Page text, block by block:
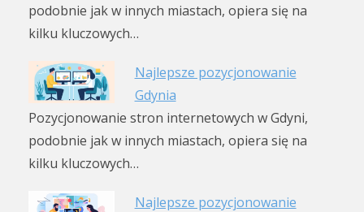
podobnie jak w innych miastach, opiera się na
kilku kluczowych…
Najlepsze pozycjonowanie
Gdynia
Pozycjonowanie stron internetowych w Gdyni,
podobnie jak w innych miastach, opiera się na
kilku kluczowych…
Najlepsze pozycjonowanie